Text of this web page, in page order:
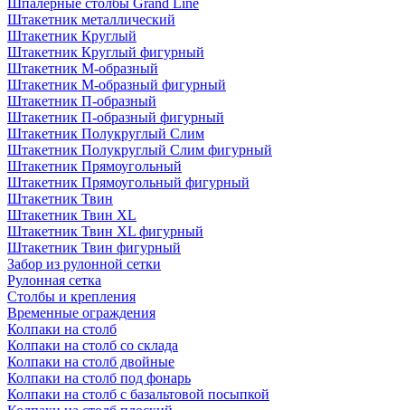
Шпалерные столбы Grand Line
Штакетник металлический
Штакетник Круглый
Штакетник Круглый фигурный
Штакетник М-образный
Штакетник М-образный фигурный
Штакетник П-образный
Штакетник П-образный фигурный
Штакетник Полукруглый Слим
Штакетник Полукруглый Слим фигурный
Штакетник Прямоугольный
Штакетник Прямоугольный фигурный
Штакетник Твин
Штакетник Твин XL
Штакетник Твин XL фигурный
Штакетник Твин фигурный
Забор из рулонной сетки
Рулонная сетка
Столбы и крепления
Временные ограждения
Колпаки на столб
Колпаки на столб со склада
Колпаки на столб двoйные
Колпаки на столб под фонарь
Колпаки на столб с базальтовой посыпкой